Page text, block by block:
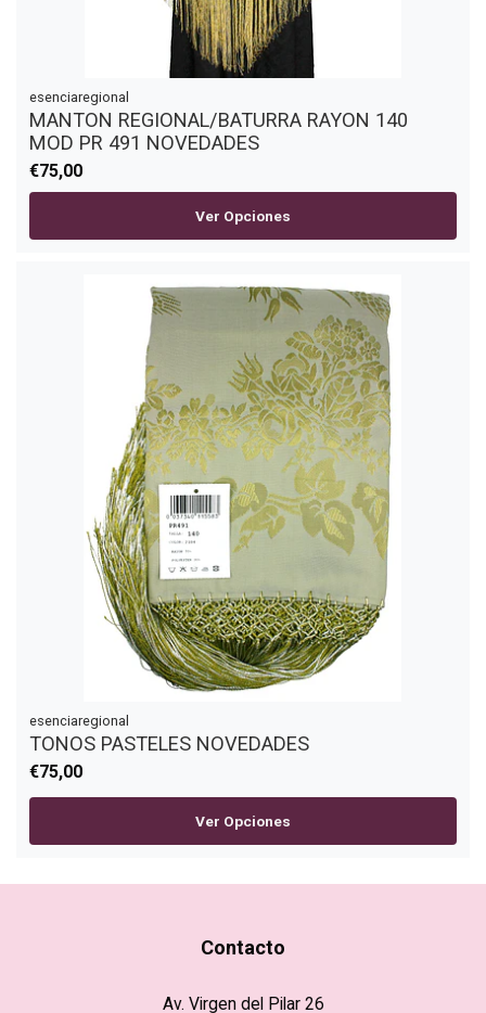
esenciaregional
MANTON REGIONAL/BATURRA RAYON 140
MOD PR 491 NOVEDADES
€75,00
Ver Opciones
esenciaregional
TONOS PASTELES NOVEDADES
€75,00
Ver Opciones
Contacto
Av. Virgen del Pilar 26